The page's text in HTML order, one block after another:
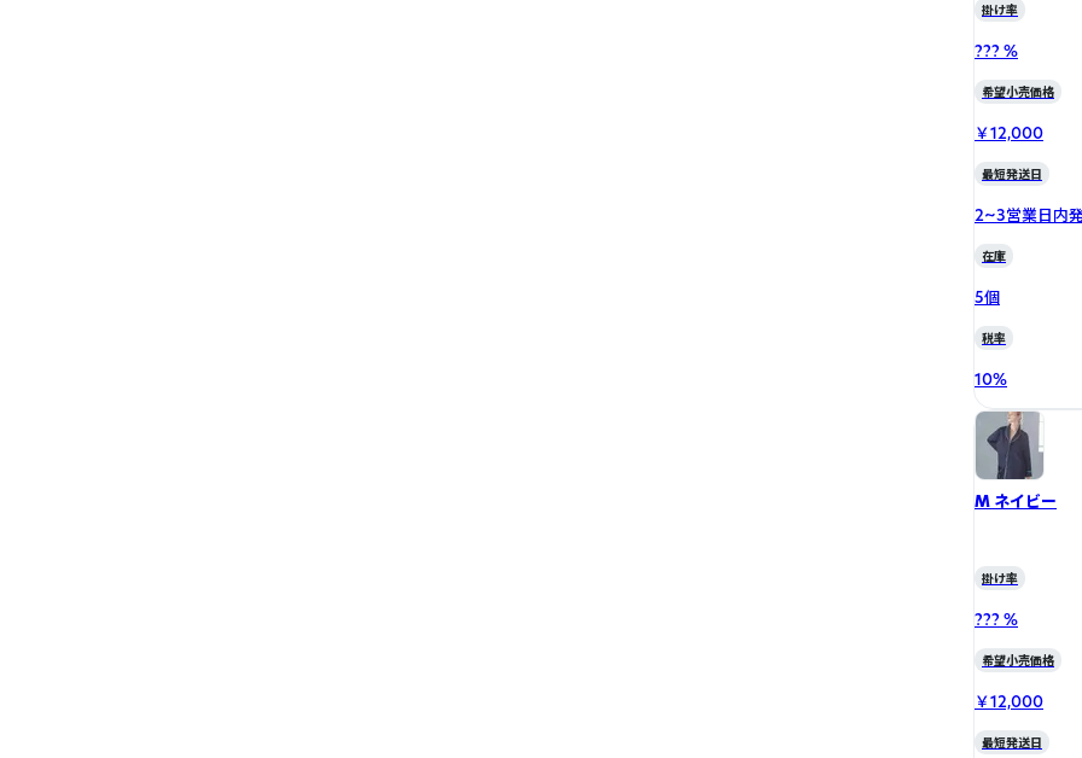
掛け率
??? %
希望小売価格
￥12,000
最短発送日
2~3営業日内
在庫
5個
税率
10%
M ネイビー
掛け率
??? %
希望小売価格
￥12,000
最短発送日